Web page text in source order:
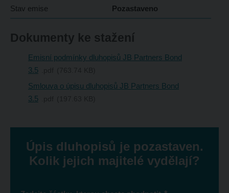
Stav emise Pozastaveno
Dokumenty ke stažení
Emisní podmínky dluhopisů JB Partners Bond
3.5
Smlouva o úpisu dluhopisů JB Partners Bond
3.5
Úpis dluhopisů je pozastaven.
Kolik jejich majitelé vydělají?